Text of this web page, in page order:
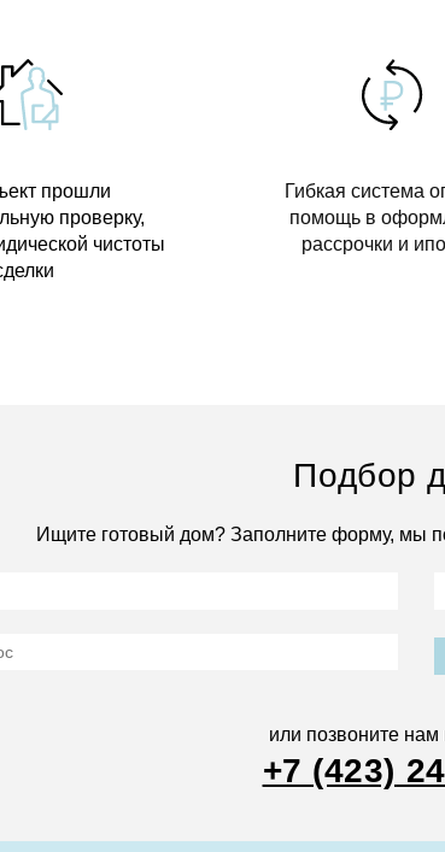
прошли
проверку,
чистоты
Гибкая система
помощь в
рассрочки и
Подбор
Ищите готовый дом? Заполните форму, мы
или позвоните
+7 (423)